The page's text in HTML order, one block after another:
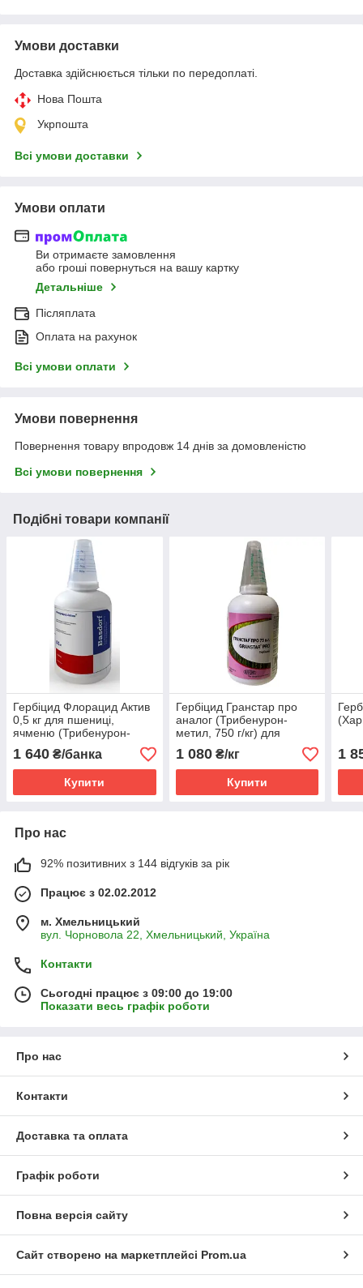
Умови доставки
Доставка здійснюється тільки по передоплаті.
Нова Пошта
Укрпошта
Всі умови доставки
Умови оплати
Ви отримаєте замовлення
або гроші повернуться на вашу картку
Детальніше
Післяплата
Оплата на рахунок
Всі умови оплати
Умови повернення
Повернення товару впродовж 14 днів за домовленістю
Всі умови повернення
Подібні товари компанії
Гербіцид Флорацид Актив
0,5 кг для пшениці,
ячменю (Трибенурон-
флорасулам 190 г/кг)
1 640 ₴/банка
Купити
Гербіцид Гранстар про
аналог (Трибенурон-
метил, 750 г/кг) для
озимих та ярих
1 080₴/кг
Купити
1
Про нас
92% позитивних з 144 відгуків за рік
Працює з 02.02.2012
м. Хмельницький
вул. Чорновола 22, Хмельницький, Україна
Контакти
Сьогодні працює з 09:00 до 19:00
Показати весь графік роботи
Про нас
Контакти
Доставка та оплата
Графік роботи
Повна версія сайту
Сайт створено на маркетплейсі Prom.ua